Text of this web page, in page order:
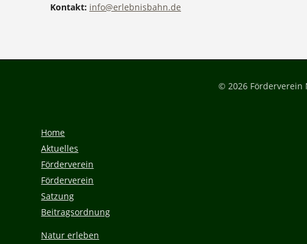
Kontakt: info@erlebnisbahn.de
© 2026 Förderverein
Home
Aktuelles
Förderverein
Förderverein
Satzung
Beitragsordnung
Natur erleben